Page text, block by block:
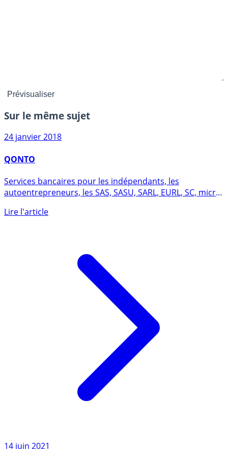
Sur le même sujet
Services bancaires pour les indépendants, les
autoentrepreneurs, les SAS, SASU, SARL, EURL, SC, micro-
entreprises, (...)